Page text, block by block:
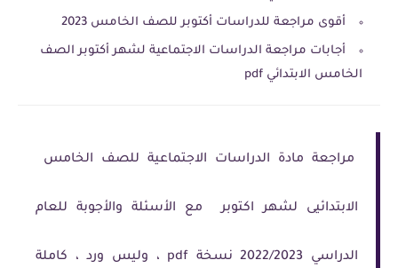
أقوى مراجعة للدراسات أكتوبر للصف الخامس 2023
أجابات مراجعة الدراسات الاجتماعية لشهر أكتوبر الصف
الخامس الابتدائي pdf
مراجعة مادة الدراسات الاجتماعية للصف الخامس
الابتدائيى لشهر اكتوبر مع الأسئلة والأجوبة للعام
الدراسي 2022/2023 نسخة pdf ، وليس ورد ، كاملة